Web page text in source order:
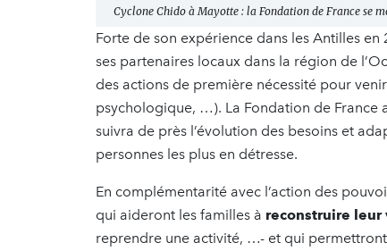
Cyclone Chido à Mayotte : la Fondation de France se
Forte de son expérience dans les Antilles en
ses partenaires locaux dans la région de
des actions de première nécessité pour
psychologique, …). La Fondation de France
suivra de près l’évolution des besoins et
personnes les plus en détresse.
En complémentarité avec l’action des
qui aideront les familles à reconstruire leur
reprendre une activité, …- et qui